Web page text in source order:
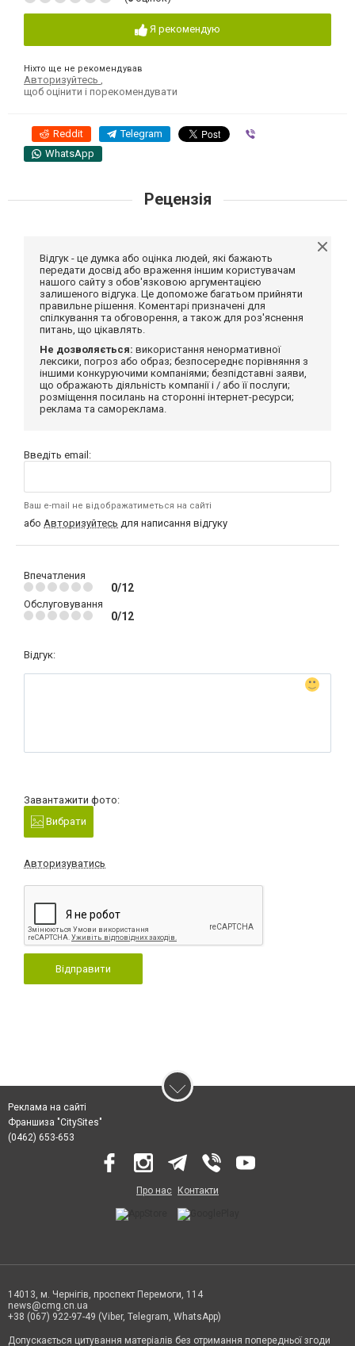
Я рекомендую
Ніхто ще не рекомендував
Авторизуйтесь
щоб оцінити і порекомендувати
Reddit Telegram
WhatsApp
Рецензія
Відгук - це думка або оцінка людей, які бажають
передати досвід або враження іншим користувачам
нашого сайту з обов'язковою аргументацією
залишеного відгука. Це допоможе багатьом прийняти
правильне рішення. Коментарі призначені для
спілкування та обговорення, а також для роз'яснення
питань, що цікавлять.
Не дозволяється: використання ненормативної
лексики, погроз або образ; безпосереднє порівняння з
іншими конкуруючими компаніями; безпідставні заяви,
що ображають діяльність компанії і / або її послуги;
розміщення посилань на сторонні інтернет-ресурси;
реклама та самореклама.
Введіть email:
Ваш e-mail не відображатиметься на сайті
або Авторизуйтесь для написання відгуку
Впечатления
0/12
Обслуговування
0/12
Відгук:
Завантажити фото:
Вибрати
Авторизуватись
Відправити
Реклама на сайті
Франшиза "CitySites"
(0462) 653-653
Про нас Контакти
14013, м. Чернігів, проспект Перемоги, 114
news@cmg.cn.ua
+38 (067) 922-97-49 (Viber, Telegram, WhatsApp)
Допускається цитування матеріалів без отримання попередньої згоди